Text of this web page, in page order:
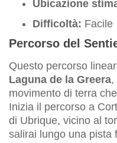
Ubicazione
Difficoltà: Facile
Percorso del
Questo percorso
Laguna de la Greera,
movimento di terra
Inizia il percorso a
di Ubrique, vicino al
salirai lungo una pista